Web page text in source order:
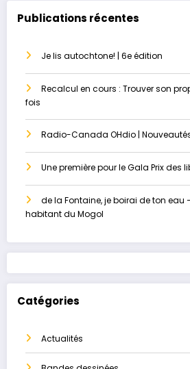
Publications récentes
Je lis autochtone! | 6e édition
Recalcul en cours : Trouver son
fois
Radio-Canada OHdio |
Une première pour le Gala Prix des
de la Fontaine, je boirai de ton eau
habitant du Mogol
Catégories
Actualités